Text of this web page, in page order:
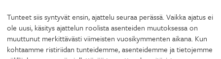
Tunteet siis syntyvät ensin, ajattelu seuraa perässä. Vaikka ajatus ei
ole uusi, käsitys ajattelun roolista asenteiden muutoksessa on
muuttunut merkittävästi viimeisten vuosikymmenten aikana. Kun
kohtaamme ristiriidan tunteidemme, asenteidemme ja tietojemme